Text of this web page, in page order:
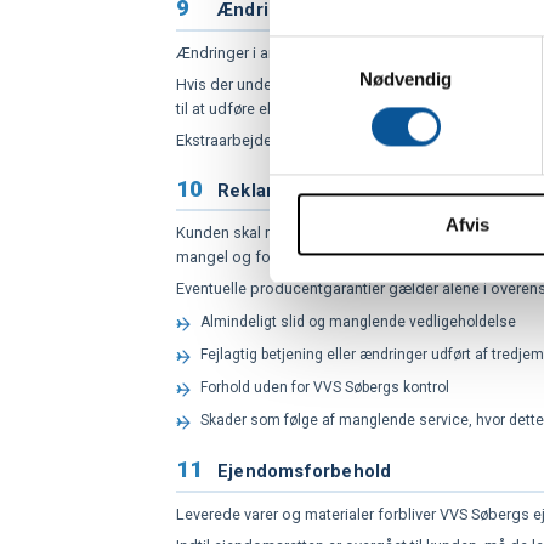
Hvis du tillader det, vil vi
Indsamle præcise
Dine valg anvendes på hele
Vi bruger cookies til at
vores trafik. Vi deler også
annonceringspartnere og
dem, eller som de har
S
a
m
t
k
k
e
v
a
Nødvendig
Afvis
9 Ændringer og ekstraarbejder
Ændringer i arbejdets omfang skal så vidt muligt
Hvis der under arbejdets udførelse konstateres
til at udføre eller tilbyde sådanne ekstraarbejder
Ekstraarbejder afregnes efter gældende timepriser,
10 Reklamation og garanti
Kunden skal reklamere skriftligt uden unødigt
mangel og foretage afhjælpning, inden kunden
Eventuelle producentgarantier gælder alene i
Almindeligt slid og manglende vedligeholdelse
Fejlagtig betjening eller ændringer udført af
Forhold uden for VVS Søbergs kontrol
Skader som følge af manglende service, hvor
11 Ejendomsforbehold
Leverede varer og materialer forbliver VVS